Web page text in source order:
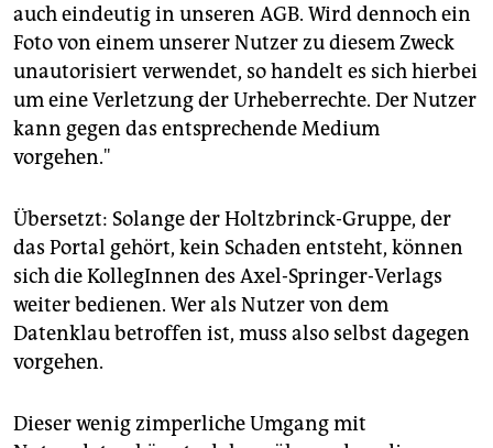
auch eindeutig in unseren AGB. Wird dennoch ein
Foto von einem unserer Nutzer zu diesem Zweck
unautorisiert verwendet, so handelt es sich hierbei
um eine Verletzung der Urheberrechte. Der Nutzer
kann gegen das entsprechende Medium
vorgehen."
Übersetzt: Solange der Holtzbrinck-Gruppe, der
das Portal gehört, kein Schaden entsteht, können
sich die KollegInnen des Axel-Springer-Verlags
weiter bedienen. Wer als Nutzer von dem
Datenklau betroffen ist, muss also selbst dagegen
vorgehen.
Dieser wenig zimperliche Umgang mit